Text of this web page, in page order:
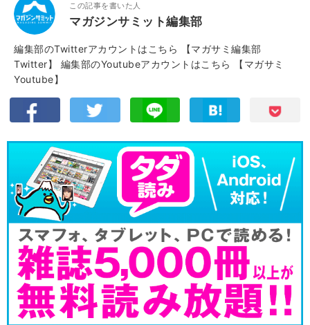
この記事を書いた人
マガジンサミット編集部
編集部のTwitterアカウントはこちら
【マガサミ編集部
Twitter】
編集部のYoutubeアカウントはこちら
【マガサミ
Youtube】